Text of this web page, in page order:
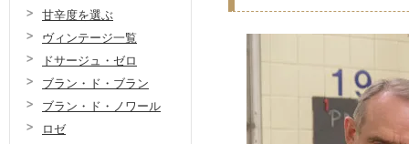
甘辛度を選ぶ
ヴィンテージ一覧
ドサージュ・ゼロ
ブラン・ド・ブラン
ブラン・ド・ノワール
ロゼ